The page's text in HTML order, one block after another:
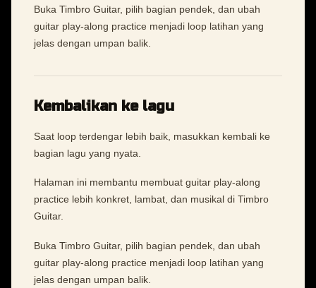
Buka Timbro Guitar, pilih bagian pendek, dan ubah
guitar play-along practice menjadi loop latihan yang
jelas dengan umpan balik.
Kembalikan ke lagu
Saat loop terdengar lebih baik, masukkan kembali ke
bagian lagu yang nyata.
Halaman ini membantu membuat guitar play-along
practice lebih konkret, lambat, dan musikal di Timbro
Guitar.
Buka Timbro Guitar, pilih bagian pendek, dan ubah
guitar play-along practice menjadi loop latihan yang
jelas dengan umpan balik.